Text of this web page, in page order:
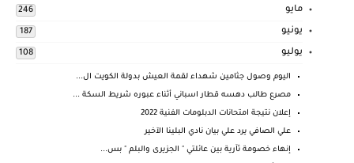
مايو 246
يونيو 187
يوليو 108
اليوم وصول جثامين شهداء لقمة العيش بدولة الكويت ال...
مصرع طالب دهسه قطار اسباني أثناء عبوره شريط السكة ...
إعلان نتيجة امتحانات الدبلومات الفنية 2022
علي الصافي يرد علي بيان نادي البلينا الآخير
إنهاء خصومة ثآرية بين عائلتي " الجزيرى والبلم " بس...